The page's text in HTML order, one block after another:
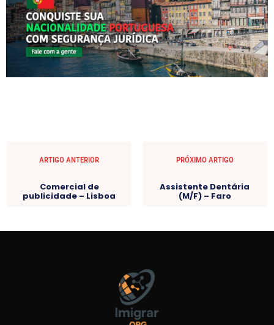
ARTIGO ANTERIOR
Comercial de
publicidade – Lisboa
PRÓXIMO ARTIGO
Assistente Dentária
(M/F) – Faro